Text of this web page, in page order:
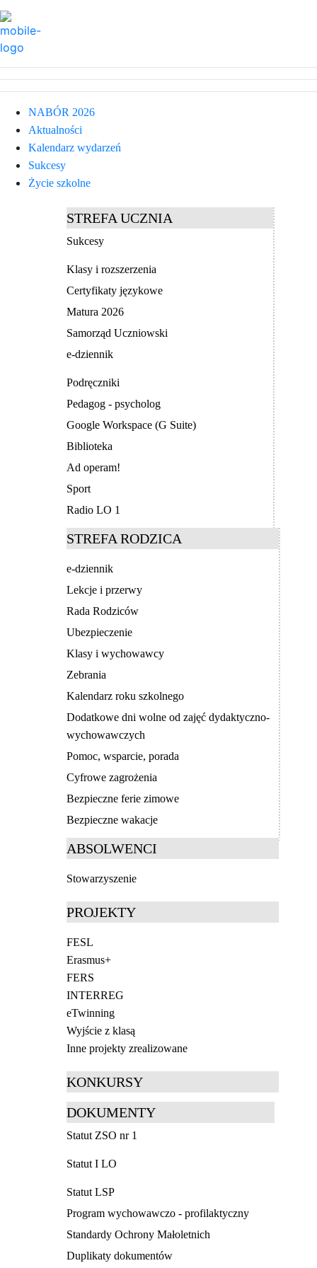
NABÓR 2026
Aktualności
Kalendarz wydarzeń
Sukcesy
Życie szkolne
STREFA UCZNIA
Sukcesy
Klasy i rozszerzenia
Certyfikaty językowe
Matura 2026
Samorząd Uczniowski
e-dziennik
Podręczniki
Pedagog - psycholog
Google Workspace (G Suite)
Biblioteka
Ad operam!
Sport
Radio LO 1
STREFA RODZICA
e-dziennik
Lekcje i przerwy
Rada Rodziców
Ubezpieczenie
Klasy i wychowawcy
Zebrania
Kalendarz roku szkolnego
Dodatkowe dni wolne od zajęć dydaktyczno-
wychowawczych
Pomoc, wsparcie, porada
Cyfrowe zagrożenia
Bezpieczne ferie zimowe
Bezpieczne wakacje
ABSOLWENCI
Stowarzyszenie
PROJEKTY
FESL
Erasmus+
FERS
INTERREG
eTwinning
Wyjście z klasą
Inne projekty zrealizowane
KONKURSY
DOKUMENTY
Statut ZSO nr 1
Statut I LO
Statut LSP
Program wychowawczo - profilaktyczny
Standardy Ochrony Małoletnich
Duplikaty dokumentów